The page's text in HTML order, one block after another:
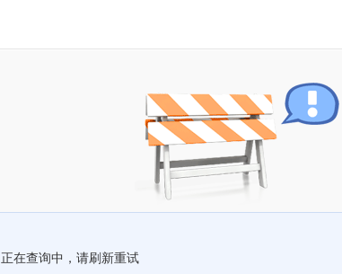
正在查询中，请刷新重试